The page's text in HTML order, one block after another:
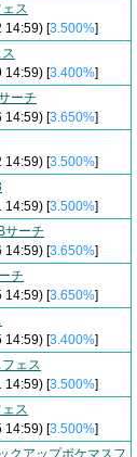
ス
14:59) [3.500%]
14:59) [3.400%]
ーチ
14:59) [3.650%]
14:59) [3.500%]
14:59) [3.500%]
サーチ
14:59) [3.650%]
チ
14:59) [3.650%]
14:59) [3.400%]
ェス
14:59) [3.500%]
ス
14:59) [3.500%]
クアップポケマスフ